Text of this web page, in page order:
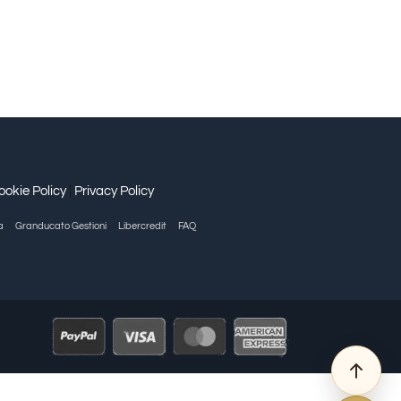
Policy| Privacy Policy
Granducato Gestioni Libercredit FAQ